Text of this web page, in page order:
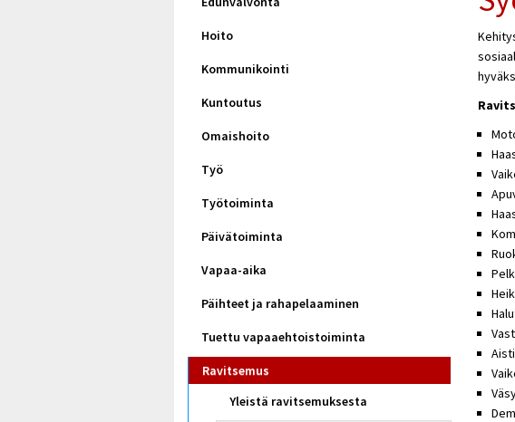
Hoito
Kommunikointi
Kuntoutus
Omaishoito
Työ
Työtoiminta
Päivätoiminta
Vapaa-aika
Päihteet ja rahapelaaminen
Tuettu vapaaehtoistoiminta
Ravitsemus
Yleistä ravitsemuksesta